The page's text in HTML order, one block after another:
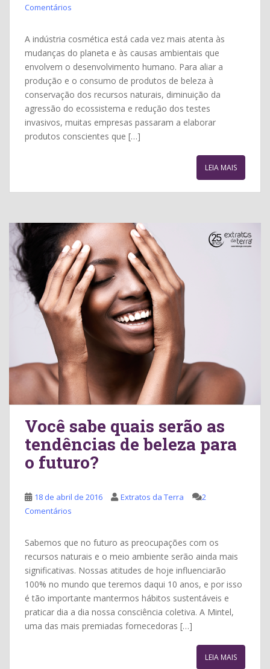
Comentários
A indústria cosmética está cada vez mais atenta às
mudanças do planeta e às causas ambientais que
envolvem o desenvolvimento humano. Para aliar a
produção e o consumo de produtos de beleza à
conservação dos recursos naturais, diminuição da
agressão do ecossistema e redução dos testes
invasivos, muitas empresas passaram a elaborar
produtos conscientes que […]
LEIA MAIS
Você sabe quais serão as
tendências de beleza para
o futuro?
18 de abril de 2016 Extratos da Terra
2
Comentários
Sabemos que no futuro as preocupações com os
recursos naturais e o meio ambiente serão ainda mais
significativas. Nossas atitudes de hoje influenciarão
100% no mundo que teremos daqui 10 anos, e por isso
é tão importante mantermos hábitos sustentáveis e
praticar dia a dia nossa consciência coletiva. A Mintel,
uma das mais premiadas fornecedoras […]
LEIA MAIS